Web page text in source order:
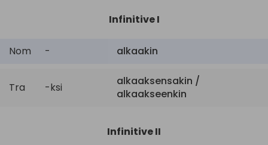
Infinitive I
Nom - alkaakin
Tra -ksi
alkaaksensakin /
alkaakseenkin
Infinitive II